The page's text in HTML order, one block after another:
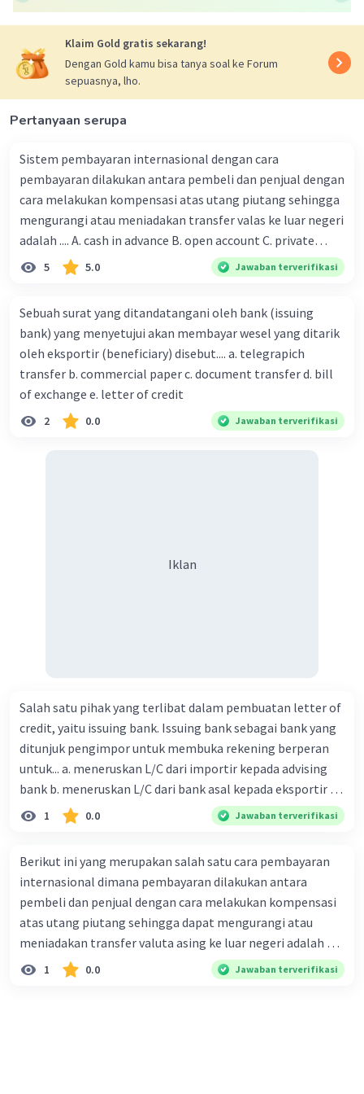
konteks kasus ini, Aulia memilih letter of credit
sehingga ia dapat menerima pembayaran atas
ekspornya setelah dokumen-dokumen yang
sesuai telah diserahkan kepada bank devisa,
tanpa perlu menunggu kabar dari importir di
bagi Aulia setelah ia mengirimkan barangnya.
Balas
Klaim Gold gratis sekarang!
Dengan Gold kamu bisa tanya soal ke Forum
sepuasnya, lho.
Pertanyaan serupa
Sistem pembayaran internasional dengan cara
pembayaran dilakukan antara pembeli dan penjual dengan
cara melakukan kompensasi atas utang piutang sehingga
mengurangi atau meniadakan transfer valas ke luar negeri
adalah .... A. cash in advance B. open account C. private
compensation D. letter of kredit E. bill of exchange
5 5.0 Jawaban terverifikasi
Sebuah surat yang ditandatangani oleh bank (issuing
bank) yang menyetujui akan membayar wesel yang ditarik
oleh eksportir (beneficiary) disebut.... a. telegrapich
transfer b. commercial paper c. document transfer d. bill
of exchange e. letter of credit
2 0.0 Jawaban terverifikasi
Iklan
Salah satu pihak yang terlibat dalam pembuatan letter of
credit, yaitu issuing bank. Issuing bank sebagai bank yang
ditunjuk pengimpor untuk membuka rekening berperan
untuk... a. meneruskan L/C dari importir kepada advising
bank b. meneruskan L/C dari bank asal kepada eksportir c.
menerima pembayaran kembali dari bank asal d.
melakukan pembayaran kepada eksportir e. menyerahkan
1 0.0 Jawaban terverifikasi
Berikut ini yang merupakan salah satu cara pembayaran
internasional dimana pembayaran dilakukan antara
pembeli dan penjual dengan cara melakukan kompensasi
atas utang piutang sehingga dapat mengurangi atau
meniadakan transfer valuta asing ke luar negeri adalah ….
A. Bill of exchange B. Letter of credit C. Cash in advance D.
Open account E. Private compensation
1 0.0 Jawaban terverifikasi